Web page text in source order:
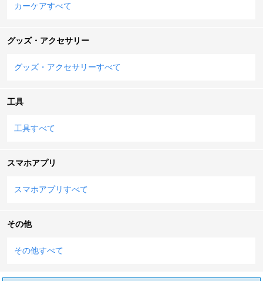
カーケアすべて
グッズ・アクセサリー
グッズ・アクセサリーすべて
工具
工具すべて
スマホアプリ
スマホアプリすべて
その他
その他すべて